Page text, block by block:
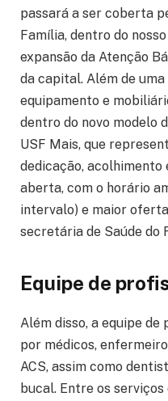
passará a ser coberta
Família, dentro do
expansão da Atenção
da capital. Além de
equipamento e
dentro do novo modelo
USF Mais, que
dedicação, acolhimento
aberta, com o horário
intervalo) e maior
secretária de Saúde do
Equipe de
Além disso, a equipe
por médicos,
ACS, assim como
bucal. Entre os